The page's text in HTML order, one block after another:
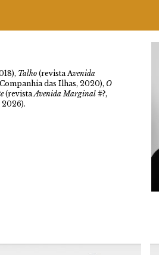
Talho (revista Avenida
das Ilhas, 2020), O
(revistaAvenida Marginal #?,
2026).